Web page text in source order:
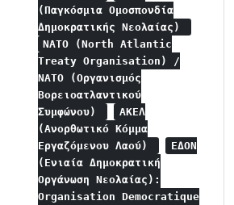
(Παγκόσμια Ομοσπονδία
Δημοκρατικής Νεολαίας)
NATO (North Atlantic
Treaty Organisation) /
NATO (Οργανισμός
Βορειοατλαντικού
Συμφώνου)
ΑΚΕΛ
(Ανορθωτικό Κόμμα
Εργαζόμενου Λαού)
ΕΔΟΝ
(Ενιαία Δημοκρατική
Οργάνωση Νεολαίας):
Organisation Democratique